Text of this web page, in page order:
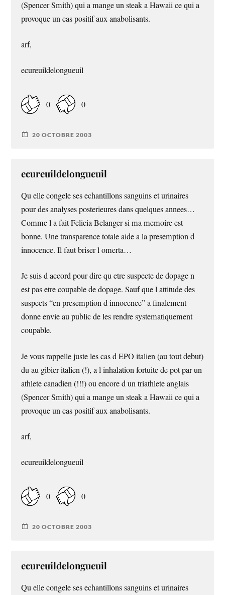
(Spencer Smith) qui a mange un steak a Hawaii ce qui a
provoque un cas positif aux anabolisants.
arf,
ecureuildelongueuil
0 0
20 OCTOBRE 2003
ecureuildelongueuil
Qu elle congele ses echantillons sanguins et urinaires
pour des analyses posterieures dans quelques annees…
Comme l a fait Felicia Belanger si ma memoire est
bonne. Une transparence totale aide a la presemption d
innocence. Il faut briser l omerta…
Je suis d accord pour dire qu etre suspecte de dopage n
est pas etre coupable de dopage. Sauf que l attitude des
suspects “en presemption d innocence” a finalement
donne envie au public de les rendre systematiquement
coupable.
Je vous rappelle juste les cas d EPO italien (au tout debut)
du au gibier italien (!), a l inhalation fortuite de pot par un
athlete canadien (!!!) ou encore d un triathlete anglais
(Spencer Smith) qui a mange un steak a Hawaii ce qui a
provoque un cas positif aux anabolisants.
arf,
ecureuildelongueuil
0 0
20 OCTOBRE 2003
ecureuildelongueuil
Qu elle congele ses echantillons sanguins et urinaires